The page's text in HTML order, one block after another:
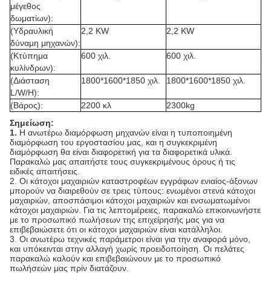
μέγεθος
δωματίων):
(Υδραυλική
δύναμη μηχανών):
2,2 KW 2,2 KW
(Κτύπημα
κυλίνδρων):
600 χιλ. 600 χιλ.
(Διάσταση
L/W/H):
1800*1600*1850 χιλ. 1800*1600*1850 χιλ.
(Βάρος): 2200 κλ
2300kg
Σημείωση:
1. Η ανωτέρω διαμόρφωση μηχανών είναι η τυποποιημένη
διαμόρφωση του εργοστασίου μας, και η συγκεκριμένη
διαμόρφωση θα είναι διαφορετική για τα διαφορετικά υλικά.
Παρακαλώ μας απαιτήστε τους συγκεκριμένους όρους ή τις
ειδικές απαιτήσεις.
2. Οι κάτοχοι μαχαιριών καταστροφέων εγγράφων ενιαίος-άξονων
μπορούν να διαιρεθούν σε τρεις τύπους: ενωμένοι στενά κάτοχοι
μαχαιριών, αποσπάσιμοι κάτοχοι μαχαιριών και ενσωματωμένοι
κάτοχοι μαχαιριών. Για τις λεπτομέρειες, παρακαλώ επικοινωνήστε
με το προσωπικό πωλήσεων της επιχείρησής μας για να
επιβεβαιώσετε ότι οι κάτοχοι μαχαιριών είναι κατάλληλοι.
3. Οι ανωτέρω τεχνικές παράμετροι είναι για την αναφορά μόνο,
και υπόκεινται στην αλλαγή χωρίς προειδοποίηση. Οι πελάτες
παρακαλώ καλούν και επιβεβαιώνουν με το προσωπικό
πωλήσεών μας πρίν διατάζουν.